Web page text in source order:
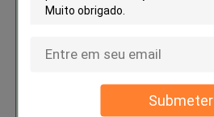
Submeter
Continue